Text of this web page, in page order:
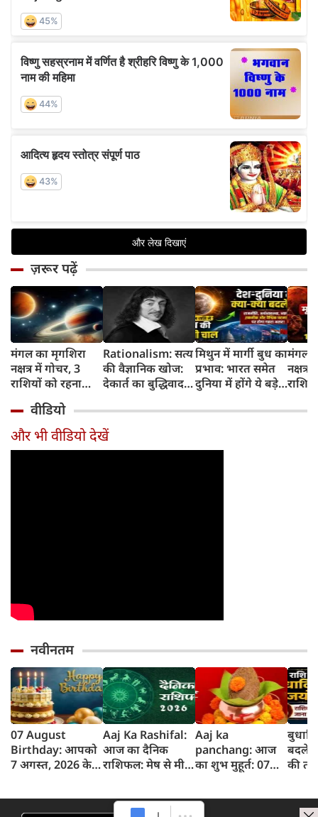
ज़रूर पढ़ें
मंगल का मृगशिरा
नक्षत्र में गोचर, 3
राशियों को रहना
सावधान
Rationalism: सत्य
की वैज्ञानिक खोज:
देकार्त का बुद्धिवाद
का जन्म
मिथुन में मार्गी बुध का
प्रभाव: भारत समेत
दुनिया में होंगे ये बड़े
मंगल
नक्षत्र
किसे
वीडियो
और भी वीडियो देखें
नवीनतम
07 August
Birthday: आपको
7 अगस्त, 2026 के
Aaj Ka Rashifal:
आज का दैनिक
राशिफल: मेष से मीन
2026)
Aaj ka
panchang: आज
का शुभ मुहूर्त: 07
और शुभ समय
की